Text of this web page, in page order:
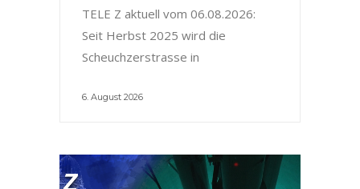
TELE Z aktuell vom 06.08.2026:
Seit Herbst 2025 wird die
Scheuchzerstrasse in
6. August 2026